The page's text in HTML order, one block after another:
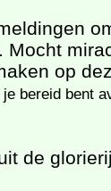
op
bereid bent
de